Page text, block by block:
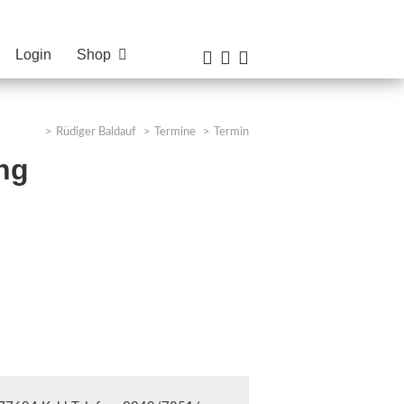
  
Login Shop
Rüdiger Baldauf Termine Termin